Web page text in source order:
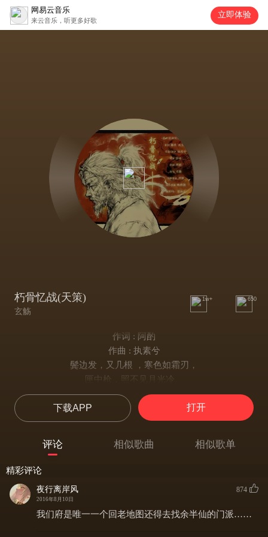
网易云音乐
来云音乐，听更多好歌
立即体验
朽骨忆战(天策)
玄觞
1w+ 650
作词 : 阿酌
作曲 : 执素兮
鬓边发，又几根 ，寒色如霜刃，
匣中枪，照不见月光冷。
而当年铁靴，如今沾惹禾叶痕，
偶听戏班唱征人。
天色晚，斜阳燃，如战火焚城，
学堂老先生，说着安史几本，
我也曾，着战袍，秦王殿下列兵阵。
披我旧时铠，不知何日能，
下载APP 打开
评论 相似歌曲 相似歌单
精彩评论
夜行离岸风
2016年8月10日
874
我们府是唯一一个回老地图还得去找余半仙的门派……